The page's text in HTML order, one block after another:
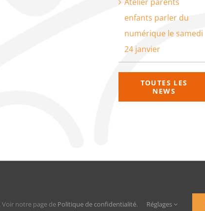
Atelier parents
enfants parler du
numérique le samedi
24 janvier
TOUTES LES
NEWS
Voir notre page de Politique de confidentialité. Réglages